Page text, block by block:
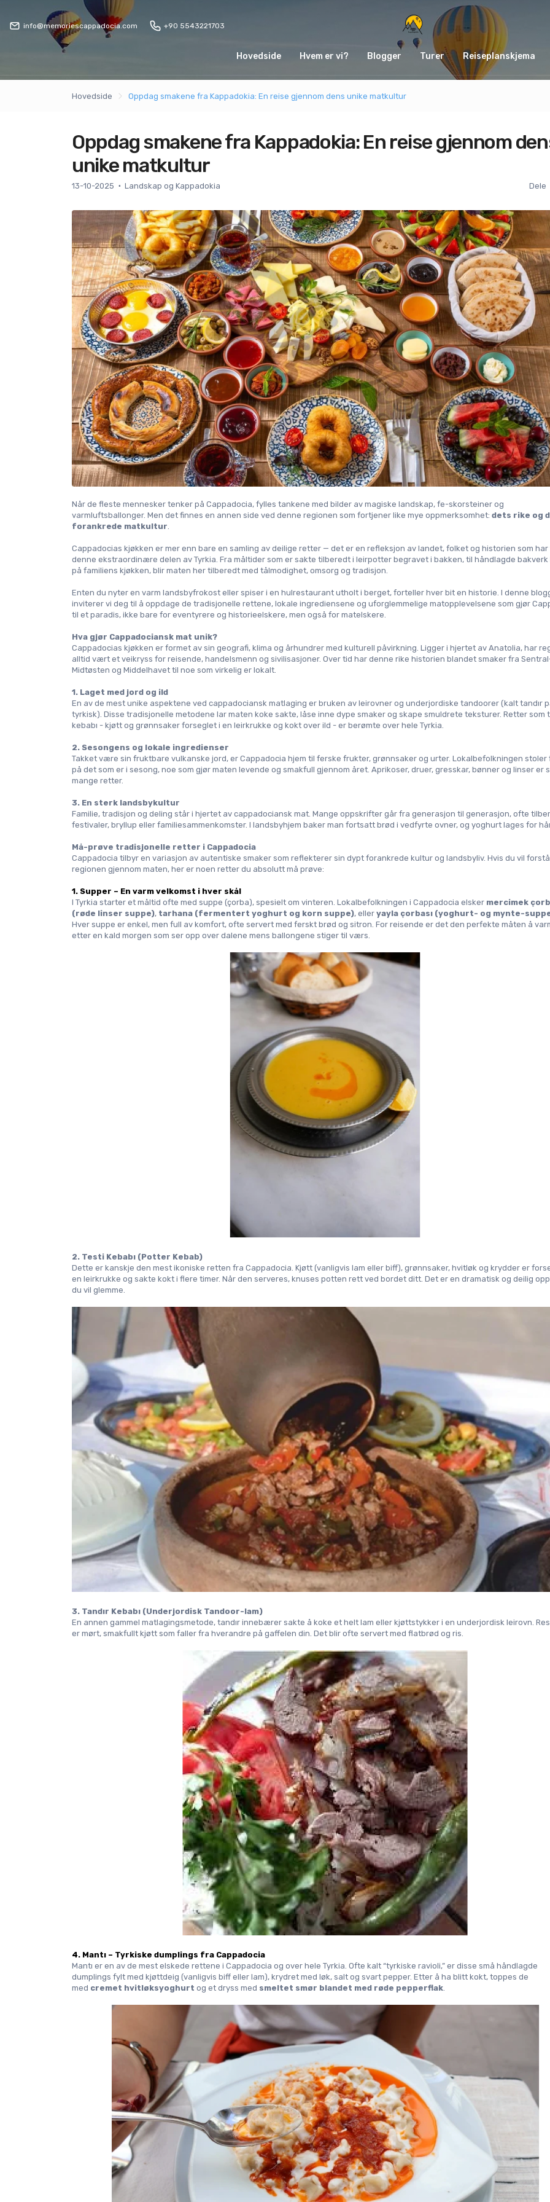
info@memoriescappadocia.com +90 5543221703
Hovedside Hvem er vi? Blogger Turer Reiseplanskjema
Hovedside Oppdag smakene fra Kappadokia: En reise gjennom dens unike matkultur
Oppdag smakene fra Kappadokia: En reise gjennom
unike matkultur
13-10-2025 Landskap og Kappadokia Dele
Når de fleste mennesker tenker på Cappadocia, fylles tankene med bilder av magiske landskap, fe-skorsteiner og
varmluftsballonger. Men det finnes en annen side ved denne regionen som fortjener like mye oppmerksomhet: dets rike og
forankrede matkultur.
Cappadocias kjøkken er mer enn bare en samling av deilige retter — det er en refleksjon av landet, folket og historien som
denne ekstraordinære delen av Tyrkia. Fra måltider som er sakte tilberedt i leirpotter begravet i bakken, til håndlagde
på familiens kjøkken, blir maten her tilberedt med tålmodighet, omsorg og tradisjon.
Enten du nyter en varm landsbyfrokost eller spiser i en hulrestaurant utholt i berget, forteller hver bit en historie. I denne
inviterer vi deg til å oppdage de tradisjonelle rettene, lokale ingrediensene og uforglemmelige matopplevelsene som gjør
til et paradis, ikke bare for eventyrere og historieelskere, men også for matelskere.
Hva gjør Cappadociansk mat unik?
Cappadocias kjøkken er formet av sin geografi, klima og århundrer med kulturell påvirkning. Ligger i hjertet av Anatolia, har
alltid vært et veikryss for reisende, handelsmenn og sivilisasjoner. Over tid har denne rike historien blandet smaker fra
Midtøsten og Middelhavet til noe som virkelig er lokalt.
1. Laget med jord og ild
En av de mest unike aspektene ved cappadociansk matlaging er bruken av leirovner og underjordiske tandoorer (kalt tandır
tyrkisk). Disse tradisjonelle metodene lar maten koke sakte, låse inne dype smaker og skape smuldrete teksturer. Retter som
kebabı - kjøtt og grønnsaker forseglet i en leirkrukke og kokt over ild - er berømte over hele Tyrkia.
2. Sesongens og lokale ingredienser
Takket være sin fruktbare vulkanske jord, er Cappadocia hjem til ferske frukter, grønnsaker og urter. Lokalbefolkningen
på det som er i sesong, noe som gjør maten levende og smakfull gjennom året. Aprikoser, druer, gresskar, bønner og linser er
mange retter.
3. En sterk landsbykultur
Familie, tradisjon og deling står i hjertet av cappadociansk mat. Mange oppskrifter går fra generasjon til generasjon, ofte
festivaler, bryllup eller familiesammenkomster. I landsbyhjem baker man fortsatt brød i vedfyrte ovner, og yoghurt lages for
Må-prøve tradisjonelle retter i Cappadocia
Cappadocia tilbyr en variasjon av autentiske smaker som reflekterer sin dypt forankrede kultur og landsbyliv. Hvis du vil forstå
regionen gjennom maten, her er noen retter du absolutt må prøve:
1. Supper – En varm velkomst i hver skål
I Tyrkia starter et måltid ofte med suppe (çorba), spesielt om vinteren. Lokalbefolkningen i Cappadocia elsker mercimek
(røde linser suppe), tarhana (fermentert yoghurt og korn suppe), eller yayla çorbası (yoghurt- og mynte-
Hver suppe er enkel, men full av komfort, ofte servert med ferskt brød og sitron. For reisende er det den perfekte måten å
etter en kald morgen som ser opp over dalene mens ballongene stiger til værs.
2. Testi Kebabı (Potter Kebab)
Dette er kanskje den mest ikoniske retten fra Cappadocia. Kjøtt (vanligvis lam eller biff), grønnsaker, hvitløk og krydder er
en leirkrukke og sakte kokt i flere timer. Når den serveres, knuses potten rett ved bordet ditt. Det er en dramatisk og deilig
du vil glemme.
3. Tandır Kebabı (Underjordisk Tandoor-lam)
En annen gammel matlagingsmetode, tandır innebærer sakte å koke et helt lam eller kjøttstykker i en underjordisk leirovn.
er mørt, smakfullt kjøtt som faller fra hverandre på gaffelen din. Det blir ofte servert med flatbrød og ris.
4. Mantı – Tyrkiske dumplings fra Cappadocia
Mantı er en av de mest elskede rettene i Cappadocia og over hele Tyrkia. Ofte kalt “tyrkiske ravioli,” er disse små håndlagde
dumplings fylt med kjøttdeig (vanligvis biff eller lam), krydret med løk, salt og svart pepper. Etter å ha blitt kokt, toppes de
med cremet hvitløksyoghurt og et dryss med smeltet smør blandet med røde pepperflak.